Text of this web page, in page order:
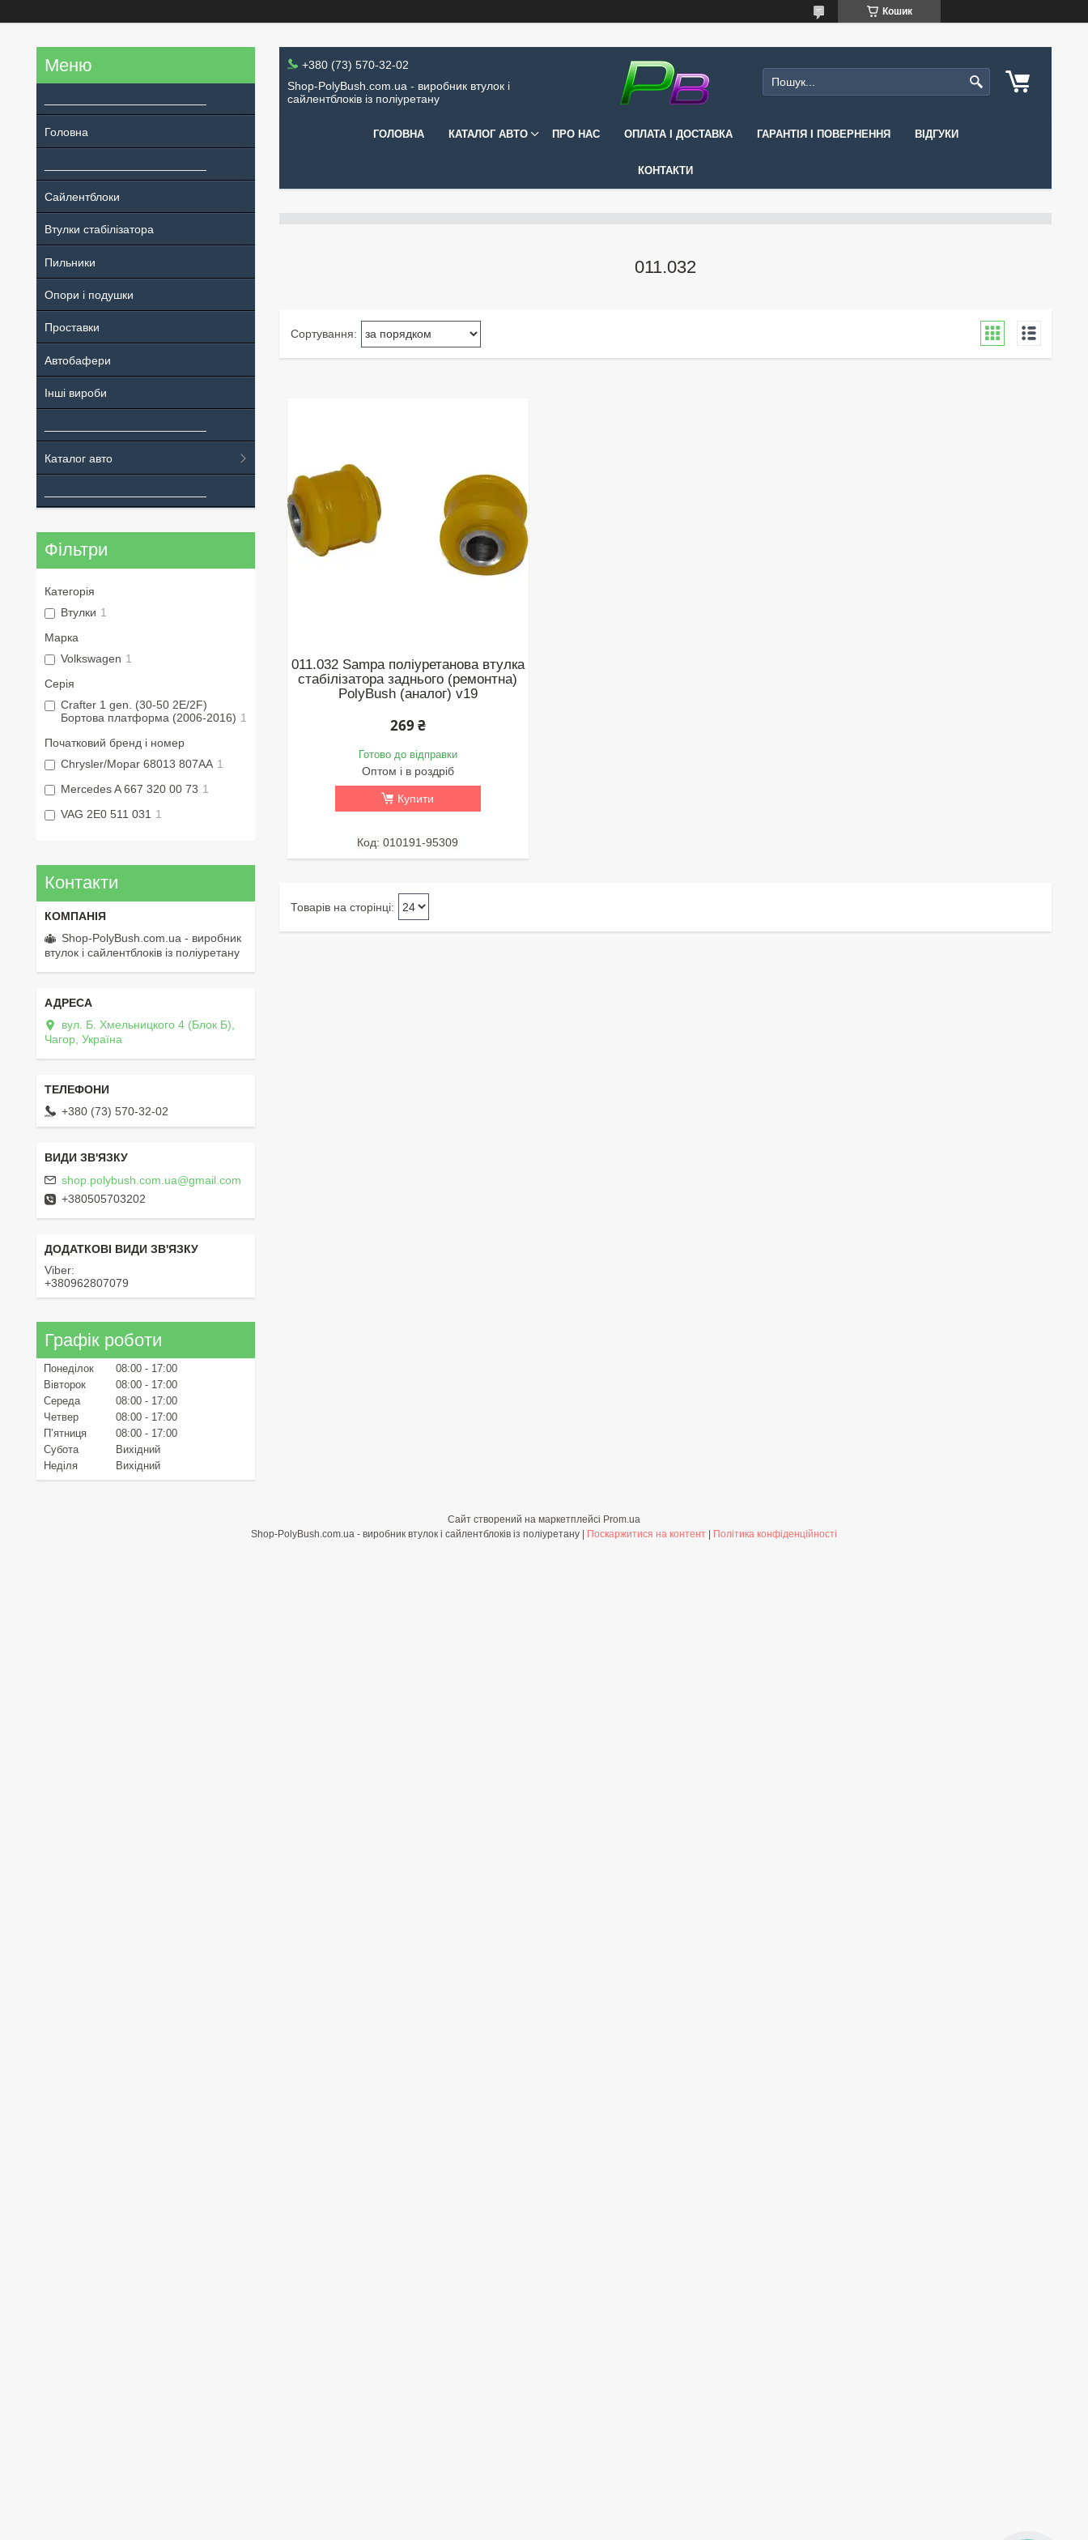
Кошик
+380 (73) 570-32-02
Shop-PolyBush.com.ua - виробник втулок і
сайлентблоків із поліуретану
ГОЛОВНА КАТАЛОГ АВТО ПРО НАС ОПЛАТА І ДОСТАВКА ГАРАНТІЯ І ПОВЕРНЕННЯ ВІДГУКИ
КОНТАКТИ
011.032
011.032 Sampa поліуретанова втулка
стабілізатора заднього (ремонтна)
PolyBush (аналог) v19
269 ₴
Готово до відправки
Оптом і в роздріб
Купити
010191-95309
Головна
Сайлентблоки
Втулки стабілізатора
Пильники
Опори і подушки
Проставки
Автобафери
Інші вироби
Каталог авто
Фільтри
Категорія
Втулки 1
Марка
Volkswagen 1
Серія
Crafter 1 gen. (30-50 2E/2F)
Бортова платформа (2006-2016) 1
Початковий бренд і номер
Chrysler/Mopar 68013 807AA 1
Mercedes A 667 320 00 73 1
VAG 2E0 511 031 1
Контакти
Shop-PolyBush.com.ua - виробник
втулок і сайлентблоків із поліуретану
вул. Б. Хмельницкого 4 (Блок Б),
Чагор, Україна
+380 (73) 570-32-02
shop.polybush.com.ua@gmail.com
+380505703202
Viber
+380962807079
Графік роботи
Понеділок 08:00
17:00
Вівторок
08:00
17:00
Середа
08:00
17:00
Четвер
08:00
17:00
Пʼятниця
08:00
17:00
Субота
Вихідний
Неділя
Вихідний
Сайт створений на маркетплейсі Prom.ua
Поскаржитися на контент Політика конфіденційності